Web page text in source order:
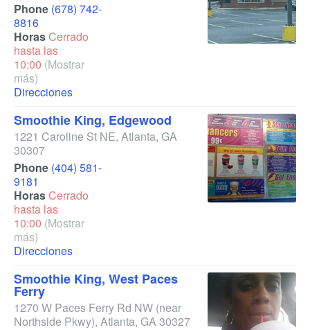
Phone (678) 742-
8816
HorasCerrado
hasta las
10:00 (Mostrar
más)
Direcciones
Smoothie King, Edgewood
1221 Caroline St NE, Atlanta, GA
30307
Phone (404) 581-
9181
HorasCerrado
hasta las
10:00 (Mostrar
más)
Direcciones
Smoothie King, West Paces
Ferry
1270 W Paces Ferry Rd NW (near
Northside Pkwy), Atlanta, GA30327